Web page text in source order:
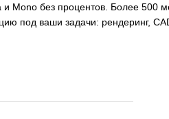
Mono без процентов. Более 500
под ваши задачи: рендеринг,